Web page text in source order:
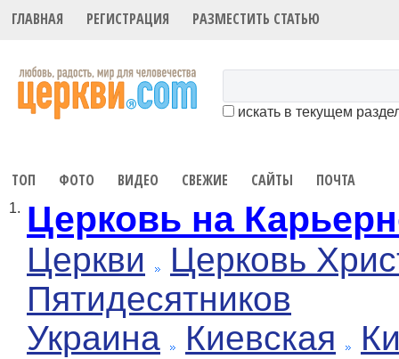
ГЛАВНАЯ РЕГИСТРАЦИЯ РАЗМЕСТИТЬ СТАТЬЮ
искать в текущем
ТОП ФОТО ВИДЕО СВЕЖИЕ САЙТЫ ПОЧТА
1. Церковь на
Церкви
Церковь
Пятидесятников
Украина
Киевская